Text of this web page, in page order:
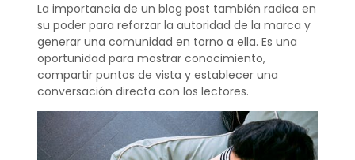
La importancia de un blog post también radica en
su poder para reforzar la autoridad de la marca y
generar una comunidad en torno a ella. Es una
oportunidad para mostrar conocimiento,
compartir puntos de vista y establecer una
conversación directa con los lectores.